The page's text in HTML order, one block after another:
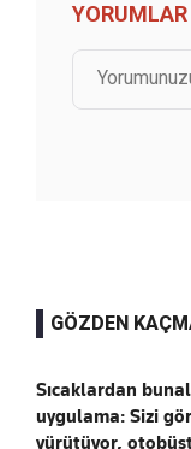
YORUMLAR
GÖZDEN
Sıcaklardan
uygulama: Sizi
yürütüyor,